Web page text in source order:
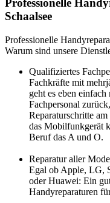
Professionelle
Schaalsee
Professionelle
Warum sind unsere
Qualifiziertes
Fachkräfte mit
geht es eben
Fachpersonal
Reparaturschritte
das Mobilfunkgerät
Beruf das A und O.
Reparatur aller
Egal ob Apple, LG,
oder Huawei: Ein
Handyreparaturen